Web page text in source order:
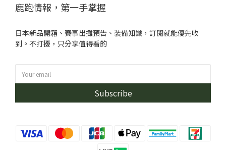
鹿跑情報，第一手掌握
日本新品開箱、賽事出攤預告、裝備知識，訂閱就能優先收
到。不打擾，只分享值得看的
Subscribe